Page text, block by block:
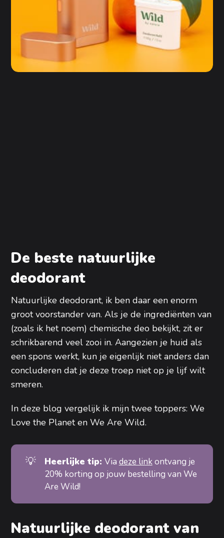
De beste natuurlijke
deodorant
Natuurlijke deodorant, ik ben daar een enorm
groot voorstander van. Als je de ingrediënten van
(zoals ik het noem) chemische deo bekijkt, zit er
schrikbarend veel zooi in. Aangezien je huid als
een spons werkt, kun je eigenlijk niet anders dan
concluderen dat je deze troep niet op je lijf wilt
smeren.
In deze blog vergelijk ik mijn twee toppers: We
Love the Planet en We Are Wild.
💡 Heerlijke tip: Via deze linkontvang je
20% korting op jouw bestelling van We
Are Wild!
Natuurlijke deodorant van